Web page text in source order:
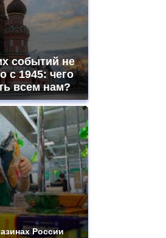
событий не
с 1945: чего
всем нам?
России